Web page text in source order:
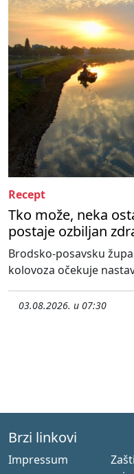
Recept
Tko može, neka
postaje ozbiljan
Brodsko-posavsku
kolovoza očekuje
03.08.2026. u 07:30
Brzi linkovi
Impressum